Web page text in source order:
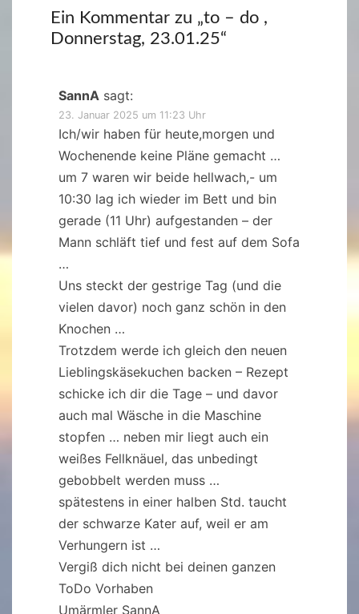
Ein Kommentar zu „to – do ,
Donnerstag, 23.01.25“
SannA sagt:
23. Januar 2025 um 11:23 Uhr
Ich/wir haben für heute,morgen und
Wochenende keine Pläne gemacht …
um 7 waren wir beide hellwach,- um
10:30 lag ich wieder im Bett und bin
gerade (11 Uhr) aufgestanden – der
Mann schläft tief und fest auf dem Sofa
…
Uns steckt der gestrige Tag (und die
vielen davor) noch ganz schön in den
Knochen …
Trotzdem werde ich gleich den neuen
Lieblingskäsekuchen backen – Rezept
schicke ich dir die Tage – und davor
auch mal Wäsche in die Maschine
stopfen … neben mir liegt auch ein
weißes Fellknäuel, das unbedingt
gebobbelt werden muss …
spätestens in einer halben Std. taucht
der schwarze Kater auf, weil er am
Verhungern ist …
Vergiß dich nicht bei deinen ganzen
ToDo Vorhaben
Umärmler SannA